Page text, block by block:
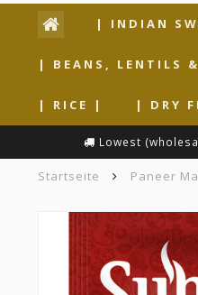
| INDIAN
| BEANS, LENTILS
| RICE | | DRY
Lowest
Startseite Paneer